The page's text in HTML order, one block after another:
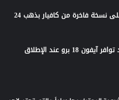
نظارة “راي بان ميتا” تحصل على نسخة فاخرة من كافيار بذهب 24